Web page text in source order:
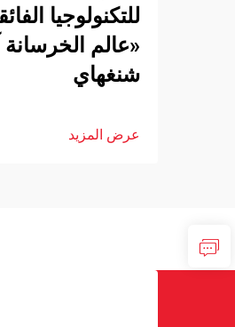
للتكنولوجيا
شنغهاي
عرض المزيد